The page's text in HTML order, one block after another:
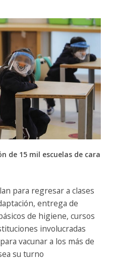
de 15 mil escuelas de cara
para regresar a clases
entrega de
de higiene, cursos
involucradas
vacunar a los más de
su turno